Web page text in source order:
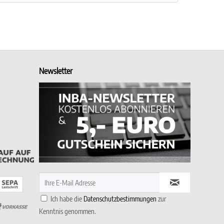
Newsletter
Ich habe die Datenschutzbestimmungen zur
Kenntnis genommen.